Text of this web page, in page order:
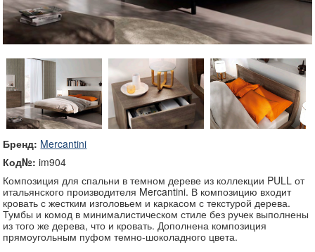
Бренд: Mercantini
Код№:im904
Композиция для спальни в темном дереве из коллекции PULL от
итальянского производителя Mercantini. В композицию входит
кровать с жестким изголовьем и каркасом с текстурой дерева.
Тумбы и комод в минималистическом стиле без ручек выполнены
из того же дерева, что и кровать. Дополнена композиция
прямоугольным пуфом темно-шоколадного цвета.